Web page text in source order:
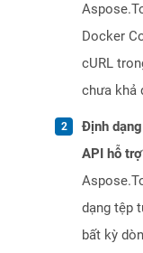
Docker
cURL
chưa khả
Định
API hỗ
dạng tệp
bất kỳ